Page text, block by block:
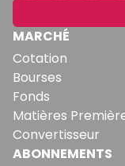
MARCHÉ
Cotation
Bourses
Fonds
Matières
Convertisseur
ABONNEMENTS